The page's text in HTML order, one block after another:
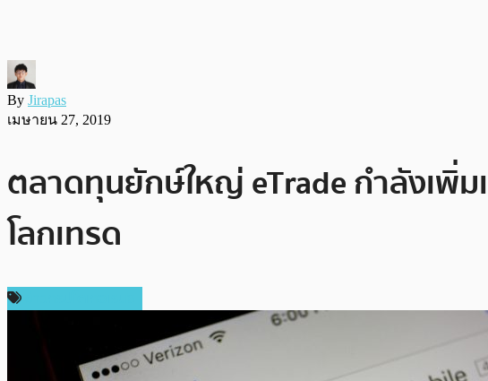
By Jirapas
เมษายน 27, 2019
ตลาดทุนยักษ์ใหญ่ eTrade กำลังเพิ่ม
โลกเทรด